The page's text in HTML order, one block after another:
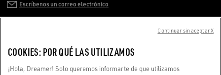
Escríbenos un correo electrónico
INFORMACIÓN DE LA EMPRESA
COOKIES: POR QUÉ LAS UTILIZAMOS
¡Hola, Dreamer! Solo queremos informarte de que utilizamos
Continuar sin aceptar X